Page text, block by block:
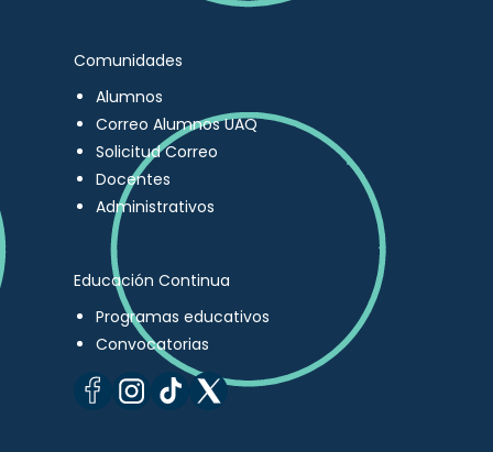
Comunidades
Alumnos
Correo Alumnos UAQ
Solicitud Correo
Docentes
Administrativos
Educación Continua
Programas educativos
Convocatorias